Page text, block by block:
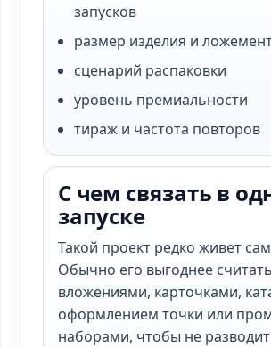
запусков
размер изделия и
сценарий распаковки
уровень премиальности
тираж и частота повторов
С чем связать в
запуске
Такой проект редко живет
Обычно его выгоднее
вложениями, карточками,
оформлением точки или
наборами, чтобы не